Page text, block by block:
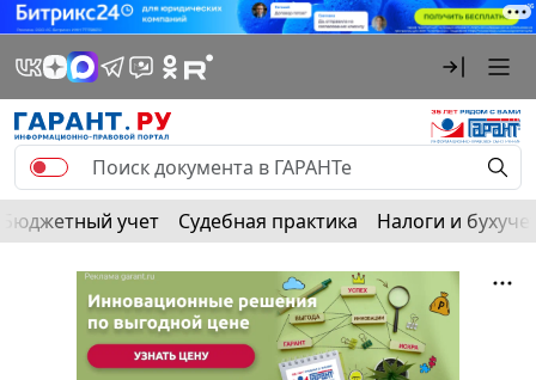
Бюджетный учет Судебная практика Налоги и